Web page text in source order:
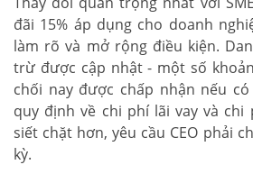
đãi 15% áp dụng cho doanh
làm rõ và mở rộng điều kiện.
trừ được cập nhật - một số
chối nay được chấp nhận nếu
quy định về chi phí lãi vay và chi
siết chặt hơn, yêu cầu CEO phải
kỳ.